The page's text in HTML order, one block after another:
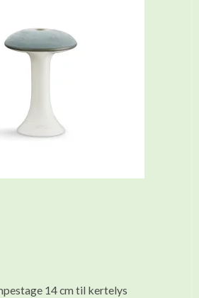
14 cm til kertelys